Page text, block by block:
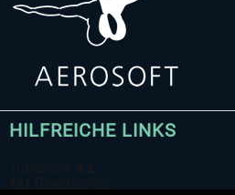
HILFREICHE LINKS